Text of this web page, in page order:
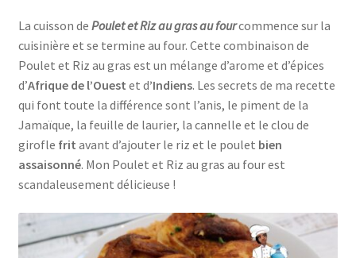
La cuisson de Poulet et Riz au gras au fourcommence sur la
cuisinière et se termine au four. Cette combinaison de
Poulet et Riz au gras est un mélange d’arome et d’épices
d’Afrique de l’Ouest et d’Indiens. Les secrets de ma recette
qui font toute la différence sont l’anis, le piment de la
Jamaïque, la feuille de laurier, la cannelle et le clou de
girofle frit avant d’ajouter le riz et le poulet bien
assaisonné. Mon Poulet et Riz au gras au four est
scandaleusement délicieuse !